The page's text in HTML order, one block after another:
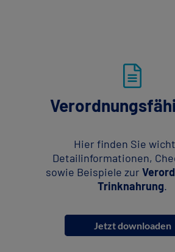
Hier finden Sie
Detailinformationen,
sowie Beispiele zur
Trinknahrung.
Jetzt downloaden